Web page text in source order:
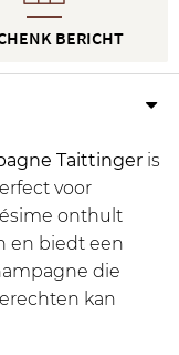
BERICHT
Taittinger is
voor
onthult
en biedt een
die
kan